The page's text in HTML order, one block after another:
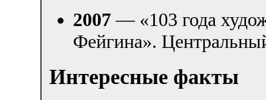
2007— «103 года
Фейгина».
Интересные факты